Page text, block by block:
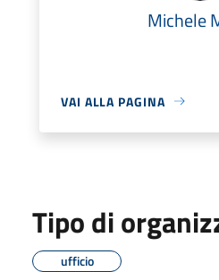
Michele
VAI ALLA PAGINA
Tipo di
ufficio